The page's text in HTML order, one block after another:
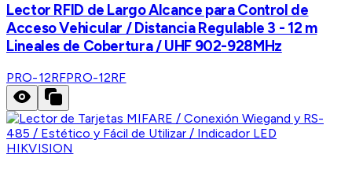
Lector RFID de Largo Alcance para Control de
Acceso Vehicular / Distancia Regulable 3 - 12 m
Lineales de Cobertura / UHF 902-928MHz
PRO-12RFPRO-12RF
HIKVISION